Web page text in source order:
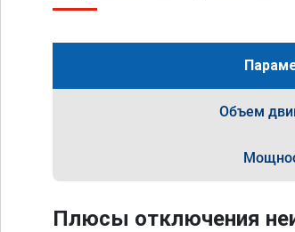
Объем
Плюсы отключения